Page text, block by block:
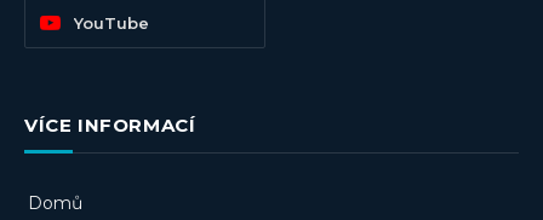
YouTube
VÍCE INFORMACÍ
Domů